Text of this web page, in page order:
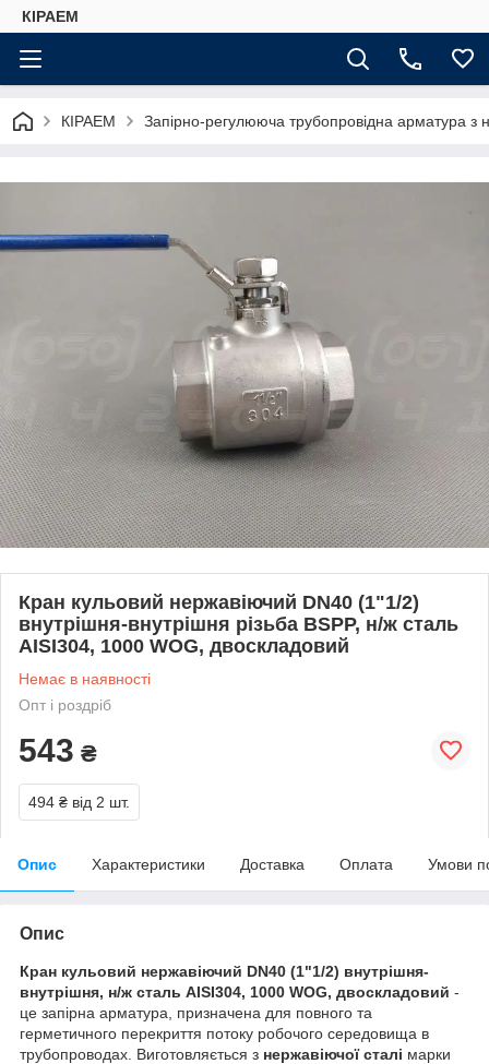
КІРАЕМ
КІРАЕМ Запірно-регулююча трубопровідна арматура з
Кран кульовий нержавіючий DN40 (1"1/2)
внутрішня-внутрішня різьба BSPP, н/ж сталь
AISI304, 1000 WOG, двоскладовий
Немає в наявності
Опт і роздріб
543 ₴
494 ₴ від 2 шт.
Опис Характеристики Доставка Оплата Умови
Опис
Кран кульовий нержавіючий DN40 (1"1/2) внутрішня-
внутрішня, н/ж сталь AISI304, 1000 WOG, двоскладовий -
це запірна арматура, призначена для повного та
герметичного перекриття потоку робочого середовища в
трубопроводах. Виготовляється з нержавіючої сталі марки